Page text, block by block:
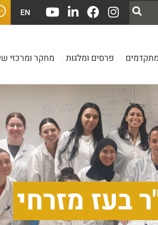
EN
פרסים ומלגות מחקר ומרכזי
בעז מזרחי